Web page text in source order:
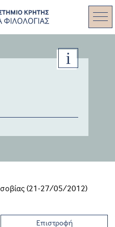
(21-27/05/2012)
Επιστροφή